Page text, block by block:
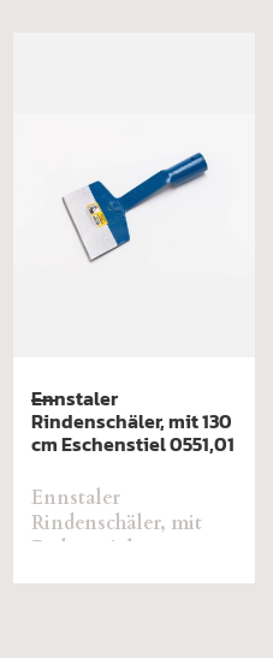
Ennstaler
Rindenschäler, mit 130
cm Eschenstiel 0551,01
Ennstaler
Rindenschäler, mit
Eschenstiel